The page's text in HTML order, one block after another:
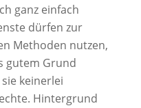
ganz einfach
dürfen zur
Methoden nutzen,
gutem Grund
keinerlei
Hintergrund